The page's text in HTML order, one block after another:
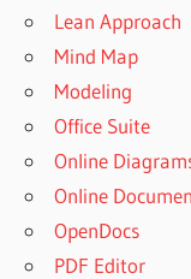
Lean Approach
Mind Map
Modeling
Office Suite
Online
Online
OpenDocs
PDF Editor